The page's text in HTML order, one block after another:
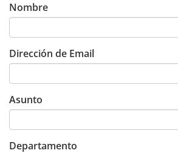
Nombre
Dirección de Email
Asunto
Departamento